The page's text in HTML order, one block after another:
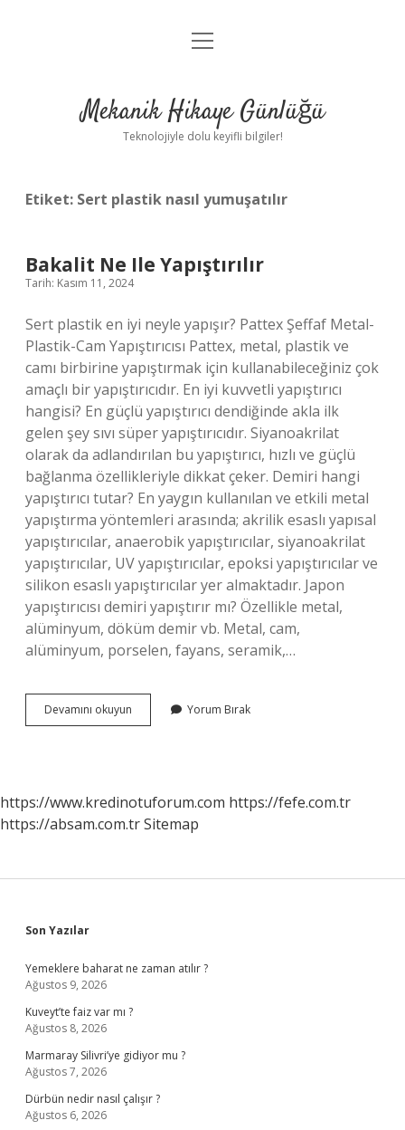
Anasayfa
Yasal Uyarı
menüyü
Mekanik Hikaye Günlüğü
Teknolojiyle dolu keyifli bilgiler!
Etiket: Sert plastik nasıl yumuşatılır
Bakalit Ne Ile Yapıştırılır
Tarih: Kasım 11, 2024
Sert plastik en iyi neyle yapışır? Pattex Şeffaf Metal-
Plastik-Cam Yapıştırıcısı Pattex, metal, plastik ve
camı birbirine yapıştırmak için kullanabileceğiniz çok
amaçlı bir yapıştırıcıdır. En iyi kuvvetli yapıştırıcı
hangisi? En güçlü yapıştırıcı dendiğinde akla ilk
gelen şey sıvı süper yapıştırıcıdır. Siyanoakrilat
olarak da adlandırılan bu yapıştırıcı, hızlı ve güçlü
bağlanma özellikleriyle dikkat çeker. Demiri hangi
yapıştırıcı tutar? En yaygın kullanılan ve etkili metal
yapıştırma yöntemleri arasında; akrilik esaslı yapısal
yapıştırıcılar, anaerobik yapıştırıcılar, siyanoakrilat
yapıştırıcılar, UV yapıştırıcılar, epoksi yapıştırıcılar ve
silikon esaslı yapıştırıcılar yer almaktadır. Japon
yapıştırıcısı demiri yapıştırır mı? Özellikle metal,
alüminyum, döküm demir vb. Metal, cam,
alüminyum, porselen, fayans, seramik,…
Devamını okuyun
Ne
Yorum Bırak
https://www.kredinotuforum.com https://fefe.com.tr
https://absam.com.trSitemap
Sidebar
Son Yazılar
Yemeklere baharat ne zaman atılır ?
Ağustos 9, 2026
Kuveyt’te faiz var mı ?
Ağustos 8, 2026
Marmaray Silivri’ye gidiyor mu ?
Ağustos 7, 2026
Dürbün nedir nasıl çalışır ?
Ağustos 6, 2026